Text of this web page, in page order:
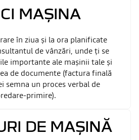
MAȘINA
în ziua și la ora planificate
de vânzări, unde ți se
importante ale mașinii tale și
de documente (factura finală
semna un proces verbal de
primire).
DE MAȘINĂ